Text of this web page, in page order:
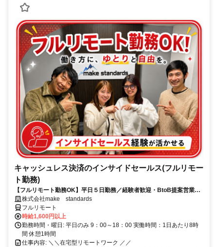
キャッシュレス決済のインサイドセールス(フルリモー
ト勤務)
【フルリモート勤務OK】平日５日勤務／経験者歓迎・BtoB提案営業で
スキルアップ
株式会社make standards
フルリモート
時給1,600円以上
勤務時間・曜日: 平日のみ 9：00～18：00 実働時間：1日あたり8時
間 休憩1時間
仕事内容: ＼＼在宅型リモートワーク ／／